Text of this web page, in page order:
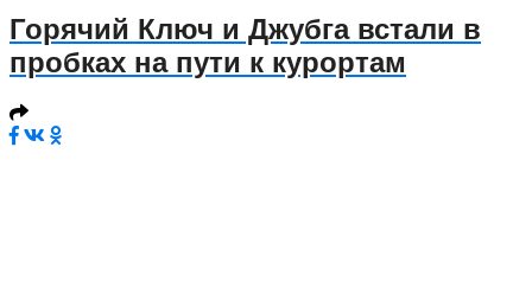
Горячий Ключ и Джубга встали в
пробках на пути к курортам